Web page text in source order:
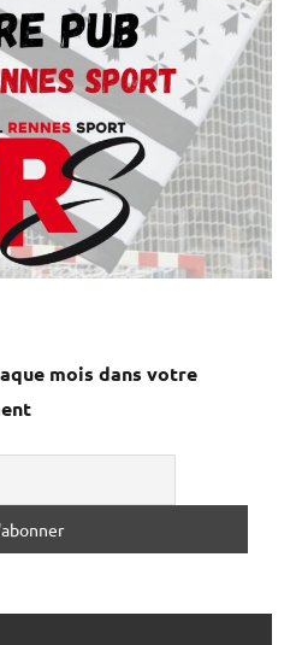
mois dans votre